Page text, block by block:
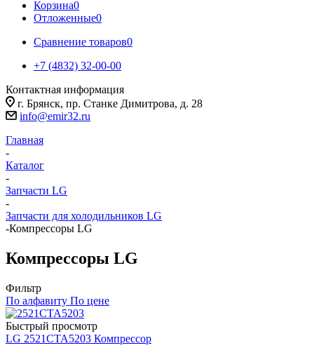
Корзина0
Отложенные0
Сравнение товаров0
+7 (4832) 32-00-00
Контактная информация
г. Брянск, пр. Станке Димитрова, д. 28
info@emir32.ru
Главная
-
Каталог
-
Запчасти LG
-
Запчасти для холодильников LG
-Компрессоры LG
Компрессоры LG
Фильтр
По алфавиту По цене
Быстрый просмотр
LG 2521CTA5203 Компрессор